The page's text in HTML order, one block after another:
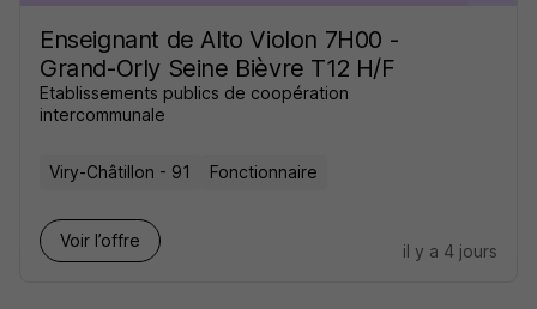
Enseignant de Alto Violon 7H00 -
Grand-Orly Seine Bièvre T12 H/F
Etablissements publics de coopération
intercommunale
Viry-Châtillon - 91 Fonctionnaire
Voir l’offre
il y a 4 jours